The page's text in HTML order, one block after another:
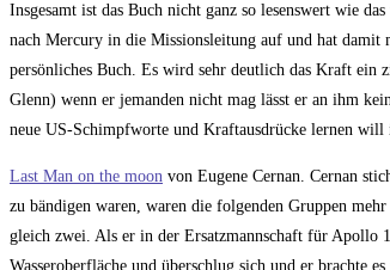
Insgesamt ist das Buch nicht ganz so lesenswert wie
nach Mercury in die Missionsleitung auf und hat
persönliches Buch. Es wird sehr deutlich das Kraft ein
Glenn) wenn er jemanden nicht mag lässt er an ihm
neue US-Schimpfworte und Kraftausdrücke lernen
Last Man on the moon von Eugene Cernan. Cernan
zu bändigen waren, waren die folgenden Gruppen
gleich zwei. Als er in der Ersatzmannschaft für Apollo
Wasseroberfläche und überschlug sich und er brachte